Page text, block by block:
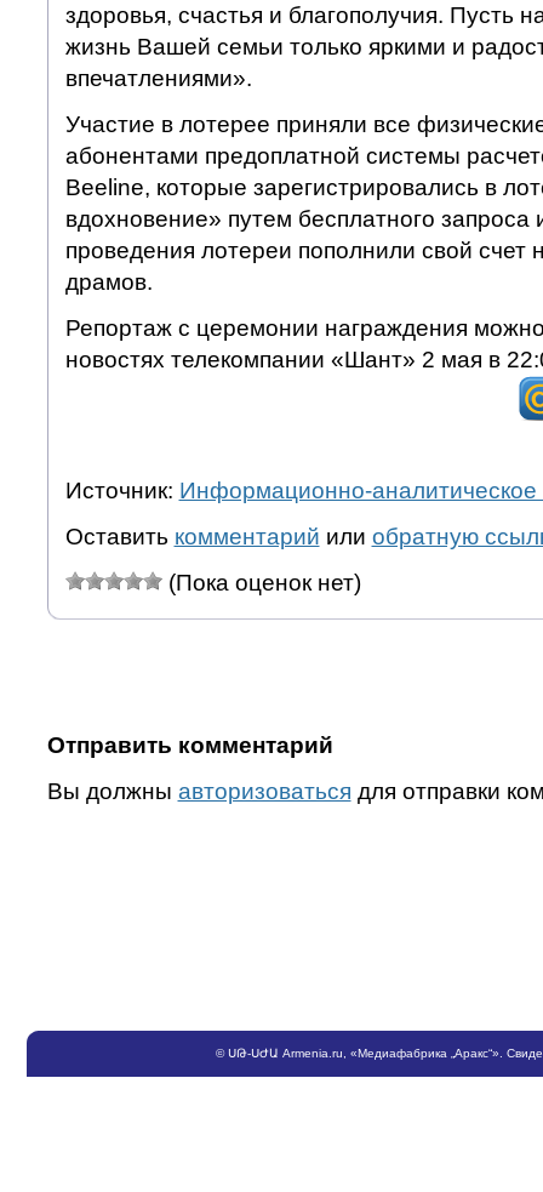
здоровья, счастья и благополучия. Пусть
жизнь Вашей семьи только яркими и
впечатлениями».
Участие в лотерее приняли все
абонентами предоплатной системы
Beeline, которые зарегистрировались в
вдохновение» путем бесплатного запроса
проведения лотереи пополнили свой счет
драмов.
Репортаж с церемонии награждения
новостях телекомпании «Шант» 2 мая в
Источник: Информационно-аналитическое
Оставить комментарий или обратную
(Пока оценок нет)
Отправить комментарий
Вы должны авторизоваться для отправки
©ՍԹ-ՍԺԱ Armenia.ru , «Медиафабрика „Аракс“».